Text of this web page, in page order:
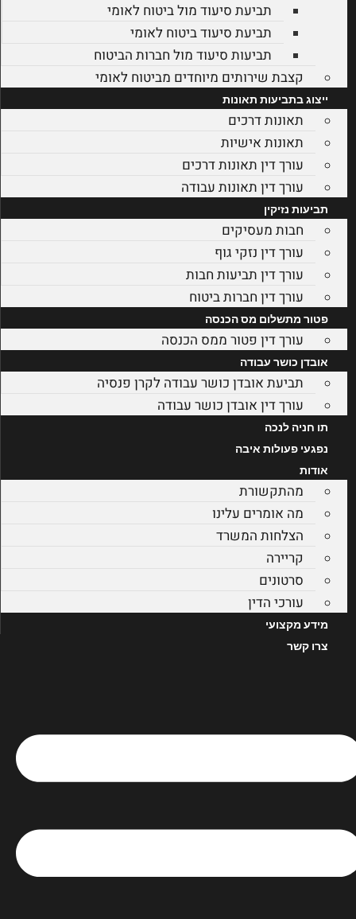
תביעת סיעוד מול ביטוח לאומי
תביעת סיעוד ביטוח לאומי
תביעות סיעוד מול חברות הביטוח
קצבת שירותים מיוחדים מביטוח לאומי
ייצוג בתביעות תאונות
תאונות דרכים
תאונות אישיות
עורך דין תאונות דרכים
עורך דין תאונות עבודה
תביעות נזיקין
חבות מעסיקים
עורך דין נזקי גוף
עורך דין תביעות חבות
עורך דין חברות ביטוח
פטור מתשלום מס הכנסה
עורך דין פטור ממס הכנסה
אובדן כושר עבודה
תביעת אובדן כושר עבודה לקרן פנסיה
עורך דין אובדן כושר עבודה
תו חניה לנכה
נפגעי פעולות איבה
אודות
מהתקשורת
מה אומרים עלינו
הצלחות המשרד
קריירה
סרטונים
עורכי הדין
מידע מקצועי
צרו קשר